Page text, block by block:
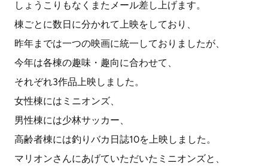
しょうこりもなくまたメール差し上げます。
棟ごとに数日に分かれて上映をしており、
昨年までは一つの映画に統一しておりましたが、
今年は各棟の趣味・趣向に合わせて、
それぞれ3作品上映しました。
女性棟にはミニオンズ、
男性棟には少林サッカー、
高齢者棟には釣りバカ日誌10を上映しました。
マリオンさんにあげていただいたミニオンズと、